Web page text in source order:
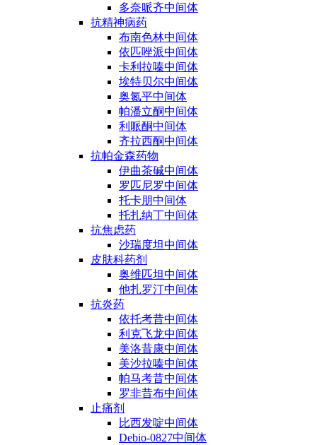
多奈哌齐中间体
抗精神病药
布南色林中间体
依匹唑派中间体
卡利拉嗪中间体
埃特贝尔中间体
奥氮平中间体
帕潘立酮中间体
利哌酮中间体
齐拉西酮中间体
抗帕金森药物
伊曲茶碱中间体
罗匹尼罗中间体
托卡朋中间体
托扎纳丁中间体
抗焦虑药
沙瑞度坦中间体
皮肤科药剂
奥维匹坦中间体
他扎罗汀中间体
抗炎药
依托考昔中间体
利克飞龙中间体
美洛昔康中间体
美沙拉嗪中间体
帕马考昔中间体
罗非昔布中间体
止痛剂
比西发啶中间体
Debio-0827中间体